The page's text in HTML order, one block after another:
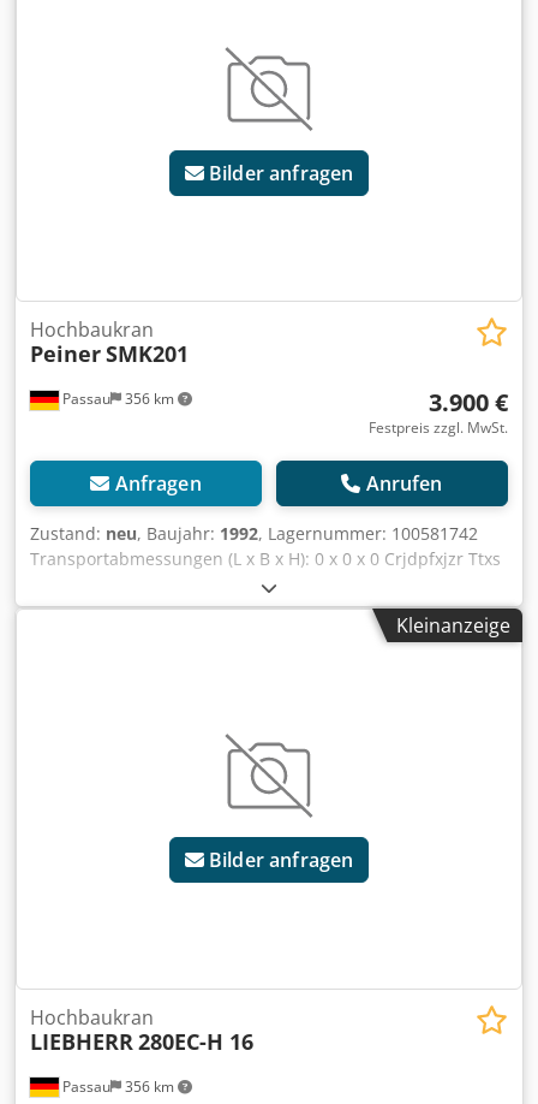
Bilder anfragen
Passau 356 km
Hochbaukran
PeinerSMK201
3.900 €
Festpreis zzgl. MwSt.
Anfragen Anrufen
Zustand: neu, Baujahr: 1992, Lagernummer: 100581742
Transportabmessungen (L x B x H): 0 x 0 x 0 Crjdpfxjzr Ttxs
Aflof ---- Peiner Turmdrehkran SMK201, Ausladung 22m,
Hakenhöhe 17m, Max. Last 2000kg, Funkfernsteuerung,
Kleinanzeige
Bilder anfragen
Passau 356 km
Hochbaukran
LIEBHERR 280EC-H 16